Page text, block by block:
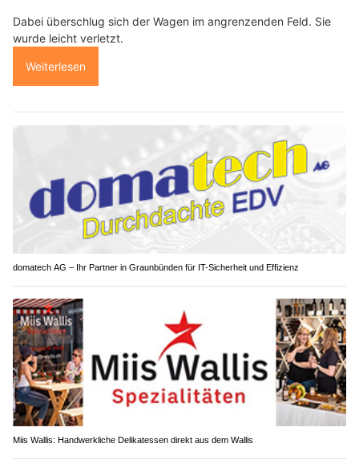
Dabei überschlug sich der Wagen im angrenzenden Feld. Sie
wurde leicht verletzt.
Weiterlesen
domatech AG – Ihr Partner in Graunbünden für IT-Sicherheit und Effizienz
Miis Wallis: Handwerkliche Delikatessen direkt aus dem Wallis